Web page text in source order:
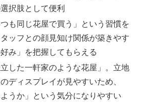
択肢として便利
つも同じ花屋で買う」という習慣を
ッフとの顔見知け関係が築きやす
み」を把握してもらえる
立した一軒家のような花屋」。立地
ディスプレイが見やすいため、
ようか」という気分になりやすい